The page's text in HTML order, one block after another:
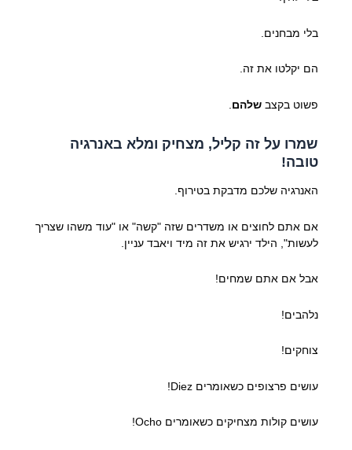
בלי מבחנים.
הם יקלטו את זה.
פשוט בקצב שלהם
שמרו על זה קליל, מצחיק ומלא באנרגיה
טובה!
האנרגיה שלכם מדבקת בטירוף.
אם אתם לחוצים או משדרים שזה "קשה" או "עוד משהו שצריך
לעשות", הילד ירגיש את זה מיד ויאבד עניין.
אבל אם אתם שמחים!
נלהבים!
צוחקים!
עושים פרצופים כשאומרים Diez!
עושים קולות מצחיקים כשאומרים Ocho!